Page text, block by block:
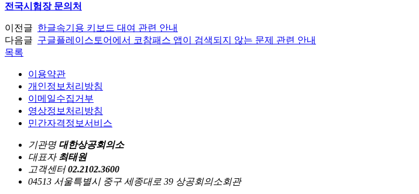
전국시험장 문의처
이전글 한글속기용 키보드 대여 관련 안내
다음글 구글플레이스토어에서 코참패스 앱이 검색되지 않는 문제 관련 안내
목록
이용약관
개인정보처리방침
이메일수집거부
영상정보처리방침
민간자격정보서비스
기관명 대한상공회의소
대표자 최태원
고객센터 02.2102.3600
04513 서울특별시 중구 세종대로 39 상공회의소회관